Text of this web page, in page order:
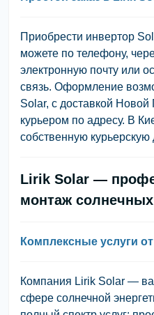
Приобрести инвертор
можете по телефону,
электронную почту или
связь. Оформление
Solar, с доставкой Новой
курьером по адресу. В
собственную курьерскую
Lirik Solar —
монтаж солнечных
Комплексные услуги
Компания Lirik Solar —
сфере солнечной